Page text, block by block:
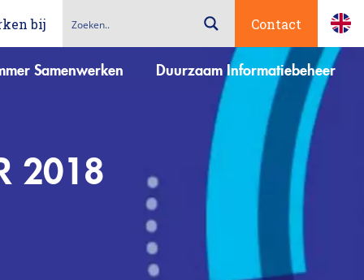
bij Contact
Samenwerken Duurzaam Informatiebeheer
2018